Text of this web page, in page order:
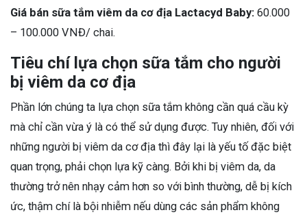
Giá bán sữa tắm viêm da cơ địa Lactacyd Baby: 60.000
– 100.000 VNĐ/ chai.
Tiêu chí lựa chọn sữa tắm cho người
bị viêm da cơ địa
Phần lớn chúng ta lựa chọn sữa tắm không cần quá cầu kỳ
mà chỉ cần vừa ý là có thể sử dụng được. Tuy nhiên, đối với
những người bị viêm da cơ địa thì đây lại là yếu tố đặc biệt
quan trọng, phải chọn lựa kỹ càng. Bởi khi bị viêm da, da
thường trở nên nhạy cảm hơn so với bình thường, dễ bị kích
ức, thậm chí là bội nhiễm nếu dùng các sản phẩm không